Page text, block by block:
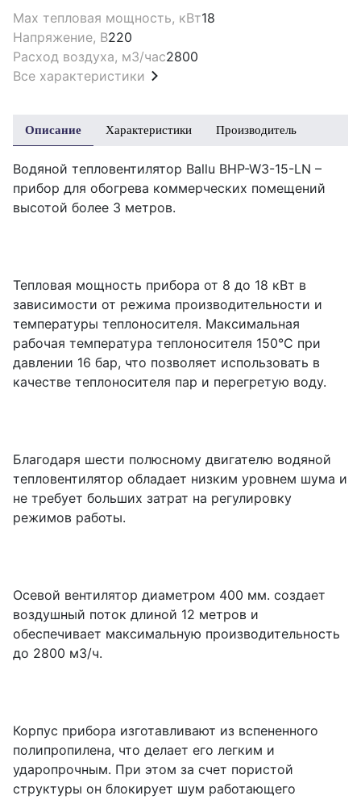
Max тепловая мощность, кВт18
Напряжение, В220
Расход воздуха, м3/час2800
Все характеристики
Описание Характеристики Производитель
Водяной тепловентилятор Ballu BHP-W3-15-LN –
прибор для обогрева коммерческих помещений
высотой более 3 метров.
Тепловая мощность прибора от 8 до 18 кВт в
зависимости от режима производительности и
температуры теплоносителя. Максимальная
рабочая температура теплоносителя 150°С при
давлении 16 бар, что позволяет использовать в
качестве теплоносителя пар и перегретую воду.
Благодаря шести полюсному двигателю водяной
тепловентилятор обладает низким уровнем шума и
не требует больших затрат на регулировку
режимов работы.
Осевой вентилятор диаметром 400 мм. создает
воздушный поток длиной 12 метров и
обеспечивает максимальную производительность
до 2800 м3/ч.
Корпус прибора изготавливают из вспененного
полипропилена, что делает его легким и
ударопрочным. При этом за счет пористой
структуры он блокирует шум работающего